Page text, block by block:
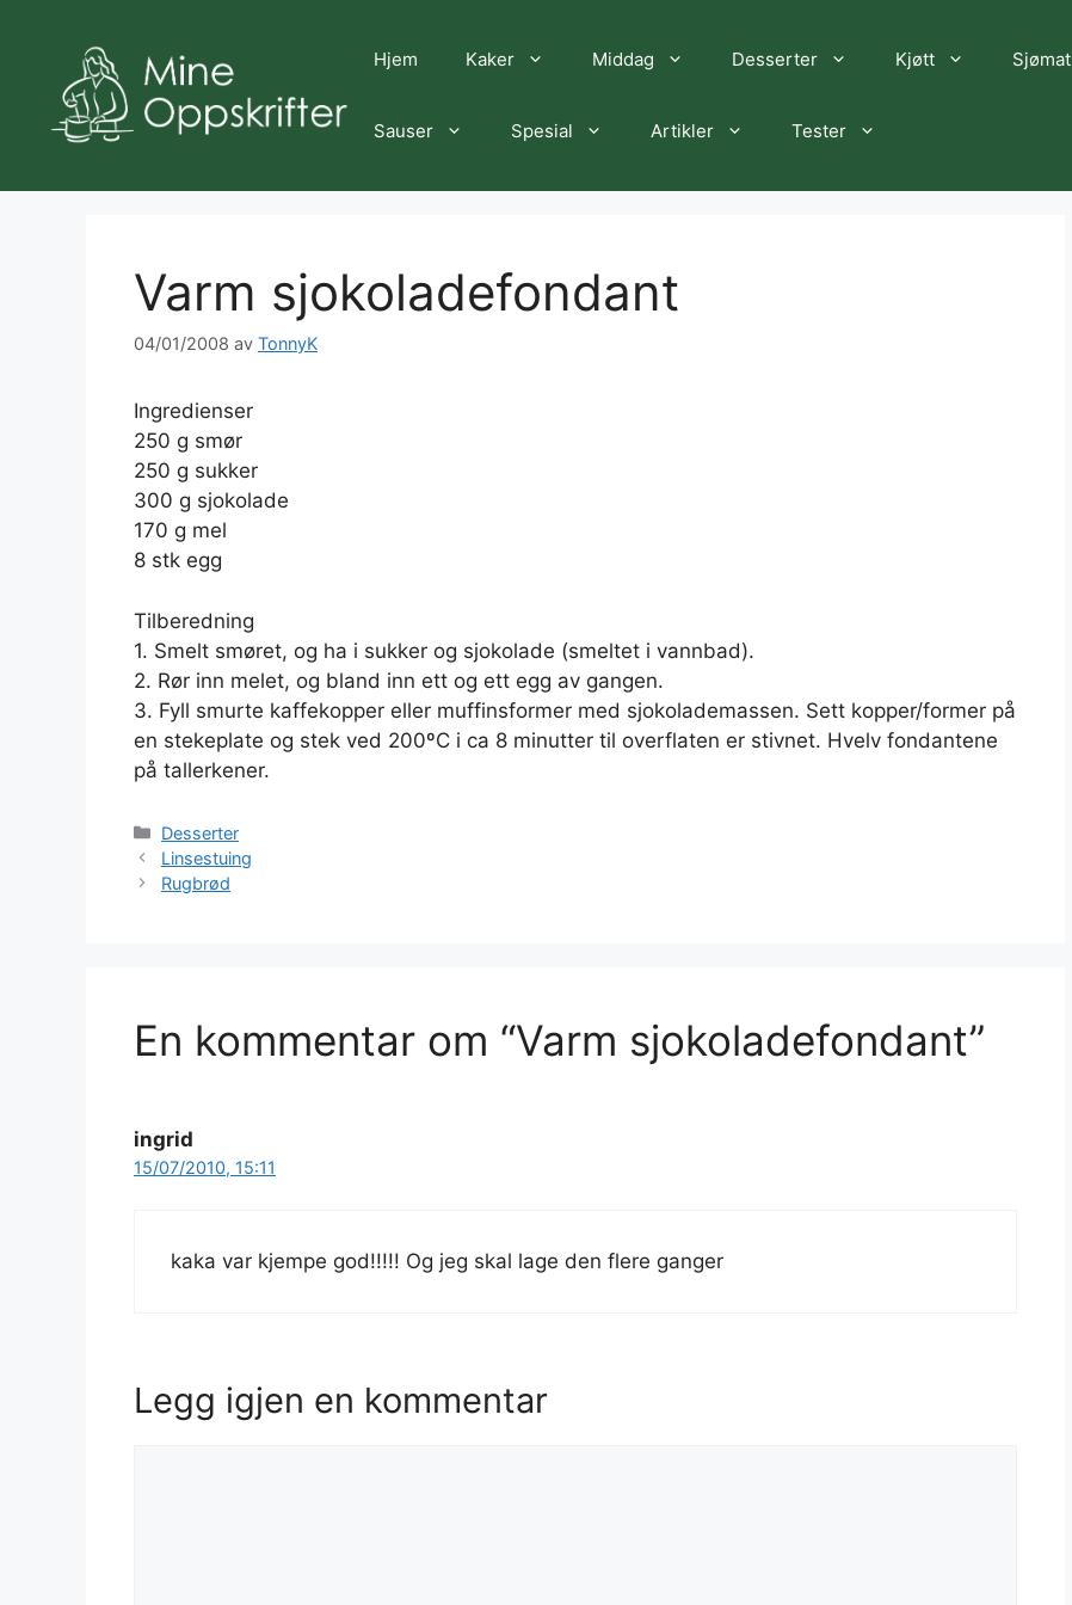
Hjem Kaker Middag Desserter Kjøtt Sjømat
Sauser Spesial Artikler Tester
Varm sjokoladefondant
04/01/2008 av TonnyK
Ingredienser
250 g smør
250 g sukker
300 g sjokolade
170 g mel
8 stk egg
Tilberedning
1. Smelt smøret, og ha i sukker og sjokolade (smeltet i vannbad).
2. Rør inn melet, og bland inn ett og ett egg av gangen.
3. Fyll smurte kaffekopper eller muffinsformer med sjokolademassen. Sett kopper/former på
en stekeplate og stek ved 200ºC i ca 8 minutter til overflaten er stivnet. Hvelv fondantene
på tallerkener.
Kategorier
Desserter
Linsestuing
Rugbrød
En kommentar om “Varm sjokoladefondant”
ingrid
15/07/2010, 15:11
kaka var kjempe god!!!!! Og jeg skal lage den flere ganger
Legg igjen en kommentar